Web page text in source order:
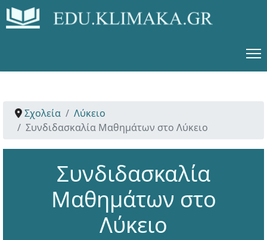
Σχολεία
Λύκειο
Συνδιδασκαλία Μαθημάτων στο Λύκειο
Συνδιδασκαλία
Μαθημάτων στο
Λύκειο